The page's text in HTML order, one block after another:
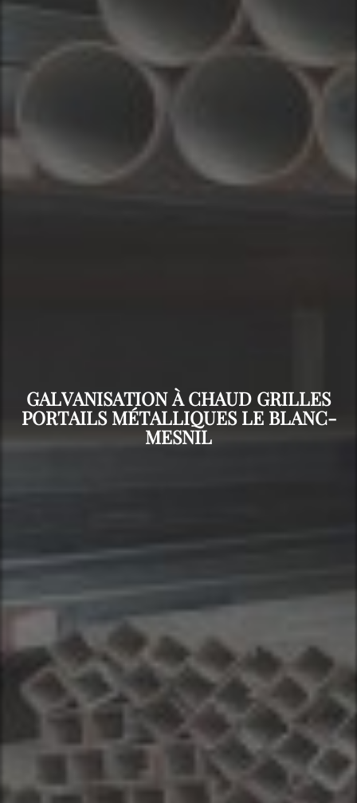
GALVANISATION À CHAUD GRILLES
PORTAILS MÉTALLIQUES LE BLANC-
MESNIL